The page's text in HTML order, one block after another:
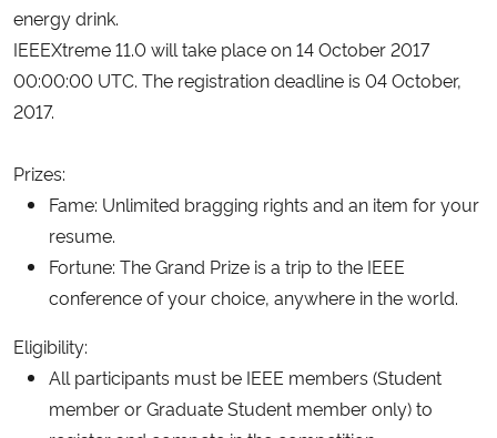
Ministério do Meio Ambiente
Ministério do Turismo
Controladoria-Geral da União
Ministério da Mulher, da Família e dos Direitos Humanos
Secretaria de Governo
energy drink.
IEEEXtreme 11.0 will take place on14 October 2017
00:00:00 UTC. The registration deadline is 04 October,
2017.
Prizes:
Fame: Unlimited bragging rights and an item for your
resume.
Fortune: The Grand Prize is a trip to the IEEE
conference of your choice, anywhere in the world.
Eligibility:
All participants must be IEEE members (Student
member or Graduate Student member only) to